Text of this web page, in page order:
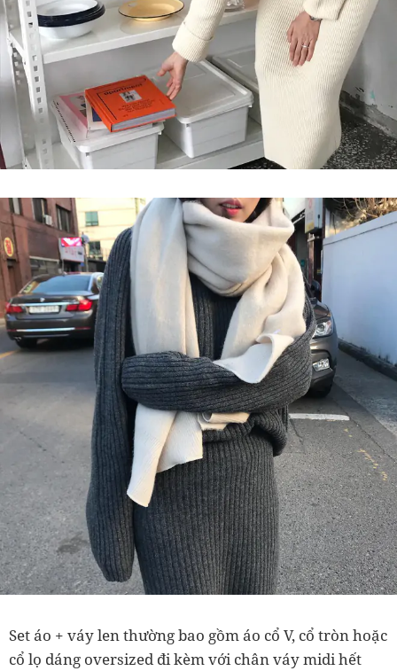
Set áo + váy len thường bao gồm áo cổ V, cổ tròn hoặc
cổ lọ dáng oversized đi kèm với chân váy midi hết